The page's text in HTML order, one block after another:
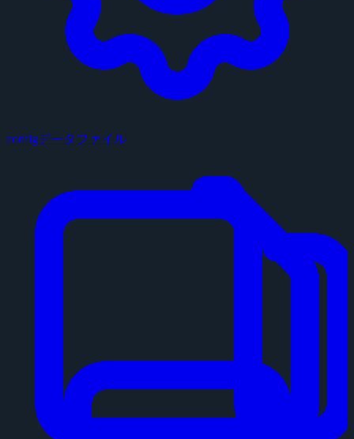
configデータファイル